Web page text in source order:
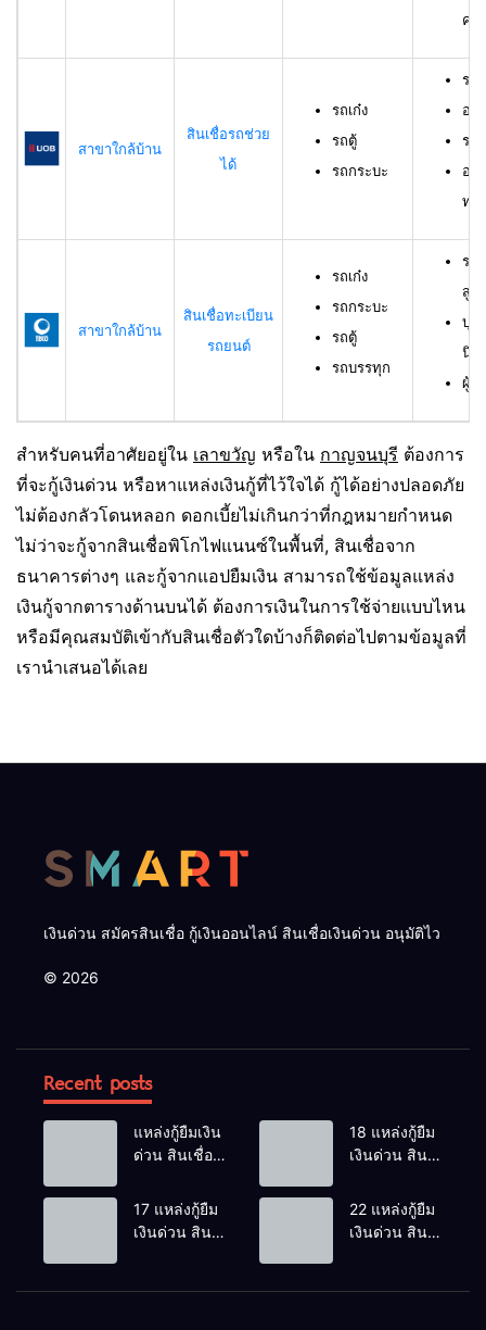
คร
สาขาใกล้บ้าน
สินเชื่อรถช่วย
ได้
รถเก๋ง
รถตู้
รถกระบะ
รถ
อา
รา
อา
ทด
สาขาใกล้บ้าน
สินเชื่อทะเบียน
รถยนต์
รถเก๋ง
รถกระบะ
รถตู้
รถบรรทุก
รถ
สูง
บุค
นิติ
ผู้กู้
สำหรับคนที่อาศัยอยู่ใน เลาขวัญ หรือใน กาญจนบุรี ต้องการ
ที่จะกู้เงินด่วน หรือหาแหล่งเงินกู้ที่ไว้ใจได้ กู้ได้อย่างปลอดภัย
ไม่ต้องกลัวโดนหลอก ดอกเบี้ยไม่เกินกว่าที่กฎหมายกำหนด
ไม่ว่าจะกู้จากสินเชื่อพิโกไฟแนนซ์ในพื้นที่, สินเชื่อจาก
ธนาคารต่างๆ และกู้จากแอปยืมเงิน สามารถใช้ข้อมูลแหล่ง
เงินกู้จากตารางด้านบนได้ ต้องการเงินในการใช้จ่ายแบบไหน
หรือมีคุณสมบัติเข้ากับสินเชื่อตัวใดบ้างก็ติดต่อไปตามข้อมูลที่
เรานำเสนอได้เลย
เงินด่วน สมัครสินเชื่อ กู้เงินออนไลน์ สินเชื่อเงินด่วน อนุมัติไว
© 2026
Recent posts
แหล่งกู้ยืมเงิน
ด่วน สินเชื่อ
อัปเดต 2026
18 แหล่งกู้ยืม
เงินด่วน สิน
กฎหมาย นา
ยายอาม
17 แหล่งกู้ยืม
เงินด่วน สิน
22 แหล่งกู้ยืม
เงินด่วน สิน